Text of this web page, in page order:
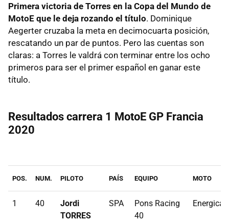
Primera victoria de Torres en la Copa del Mundo de
MotoE que le deja rozando el título. Dominique
Aegerter cruzaba la meta en decimocuarta posición,
rescatando un par de puntos. Pero las cuentas son
claras: a Torres le valdrá con terminar entre los ocho
primeros para ser el primer español en ganar este
título.
Resultados carrera 1 MotoE GP Francia
2020
POS. NUM. PILOTO PAÍS EQUIPO MOTO
1 40
Jordi
TORRES
SPA
Pons Racing
40
Energica